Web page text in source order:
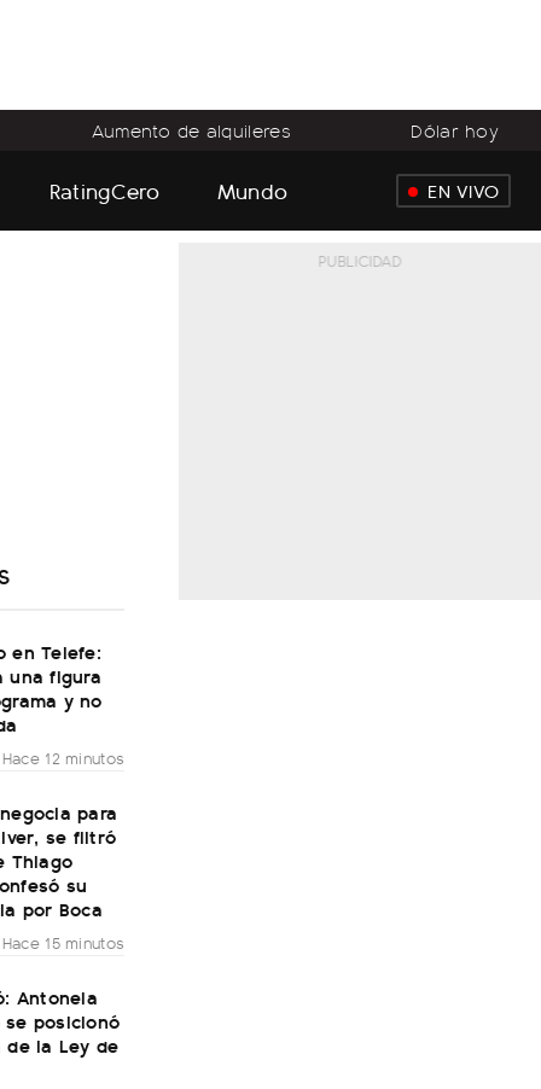
Aumento de alquileres Dólar hoy
RatingCero Mundo EN VIVO
en Telefe:
una figura
y no
Hace 12 minutos
para
se filtró
Thiago
su
por Boca
Hace 15 minutos
Antonela
se posicionó
de la Ley de